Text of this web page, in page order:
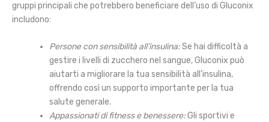
gruppi principali che potrebbero beneficiare dell’uso di Gluconix
includono:
Persone con sensibilità all’insulina:Se hai difficoltà a
gestire i livelli di zucchero nel sangue, Gluconix può
aiutarti a migliorare la tua sensibilità all’insulina,
offrendo così un supporto importante per la tua
salute generale.
Appassionati di fitness e benessere:Gli sportivi e